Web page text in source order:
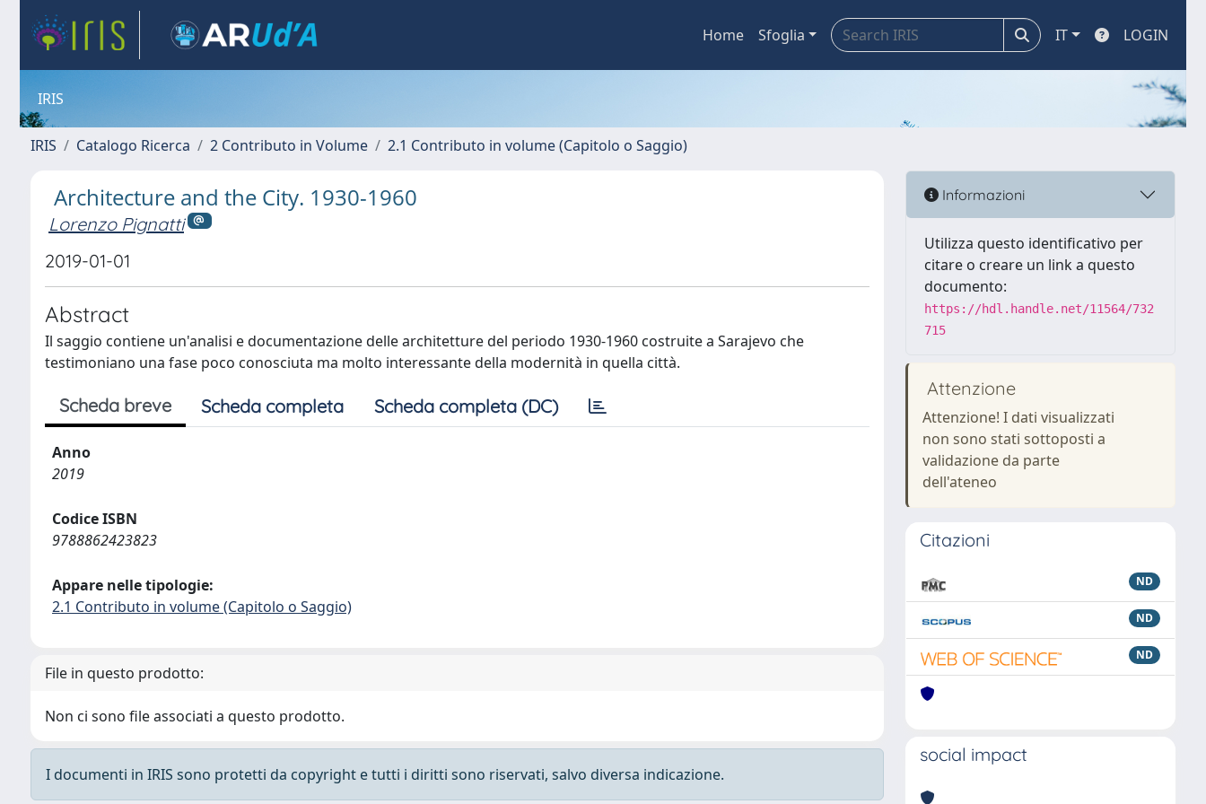
Home Sfoglia IT LOGIN
IRIS
IRIS Catalogo Ricerca 2 Contributo in Volume 2.1 Contributo in volume (Capitolo o Saggio)
Architecture and the City. 1930-1960
Lorenzo Pignatti
2019-01-01
Abstract
Il saggio contiene un'analisi e documentazione delle architetture del periodo 1930-1960 costruite a Sarajevo che
testimoniano una fase poco conosciuta ma molto interessante della modernità in quella città.
Scheda breve Scheda completa Scheda completa (DC)
Anno
2019
Codice ISBN
9788862423823
Appare nelle tipologie:
2.1 Contributo in volume (Capitolo o Saggio)
File in questo prodotto:
Non ci sono file associati a questo prodotto.
I documenti in IRIS sono protetti da copyright e tutti i diritti sono riservati, salvo diversa indicazione.
Informazioni
Utilizza questo identificativo per
citare o creare un link a questo
documento:
https://hdl.handle.net/11564/732
715
Attenzione
Attenzione! I dati visualizzati
non sono stati sottoposti a
validazione da parte
dell'ateneo
Citazioni
ND
ND
ND
social impact